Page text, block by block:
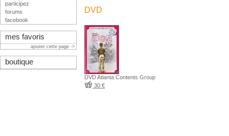
DVD
DVD Atlanta Contents Group
30 €
participez
forums
facebook
mes favoris
ajouter cette page ->
boutique